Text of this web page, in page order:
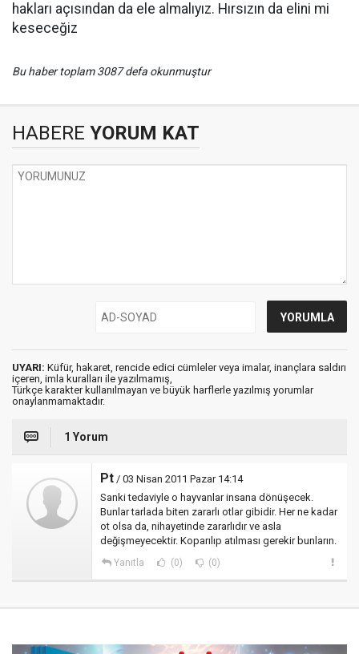
hakları açısından da ele almalıyız. Hırsızın da elini mi
keseceğiz
Bu haber toplam 3087 defa okunmuştur
HABERE YORUM KAT
UYARI: Küfür, hakaret, rencide edici cümleler veya imalar, inançlara saldırı
içeren, imla kuralları ile yazılmamış,
Türkçe karakter kullanılmayan ve büyük harflerle yazılmış yorumlar
onaylanmamaktadır.
1 Yorum
Pt / 03 Nisan 2011 Pazar 14:14
Sanki tedaviyle o hayvanlar insana dönüşecek.
Bunlar tarlada biten zararlı otlar gibidir. Her ne kadar
ot olsa da, nihayetinde zararlıdır ve asla
değişmeyecektir. Koparılıp atılması gerekir bunların.
Yanıtla (0) (0)